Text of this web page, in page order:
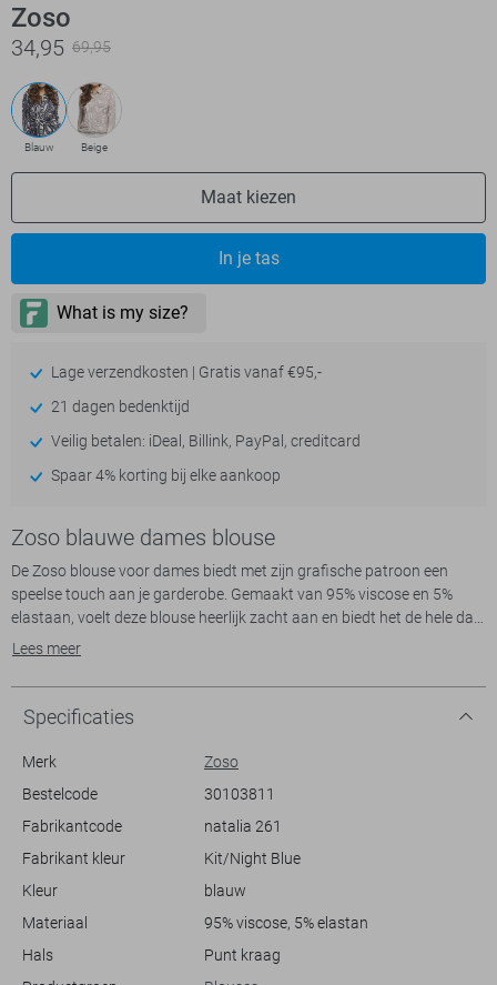
Zoso
34,95 69,95
Blauw Beige
Maat kiezen
In je tas
Lage verzendkosten | Gratis vanaf €95,-
21 dagen bedenktijd
Veilig betalen: iDeal, Billink, PayPal, creditcard
Spaar 4% korting bij elke aankoop
Zoso blauwe dames blouse
De Zoso blouse voor dames biedt met zijn grafische patroon een
speelse touch aan je garderobe. Gemaakt van 95% viscose en 5%
elastaan, voelt deze blouse heerlijk zacht aan en biedt het de hele dag
door comfort. De regular fit en normale lengte zorgen voor een
klassieke uitstraling geven. De knoopsluiting geeft je de mogelijkheid
om je look helemaal af te maken zoals jij dat wilt.
Perfect voor zomerse dagen, is deze casual blouse ideaal te
opvallende blauw-witte print maakt het gemakkelijk om kleur toe te
voegen aan je outfit, ideaal voor een dagje uit of een informele
werkomgeving. Of je nu een wandeling maakt in de stad of een relaxte
keuze.
Lees meer
Specificaties
Merk
Zoso
Bestelcode
30103811
Fabrikantcode
natalia 261
Fabrikant kleur
Kit/Night Blue
Kleur
blauw
Materiaal
95% viscose, 5% elastan
Hals
Punt kraag